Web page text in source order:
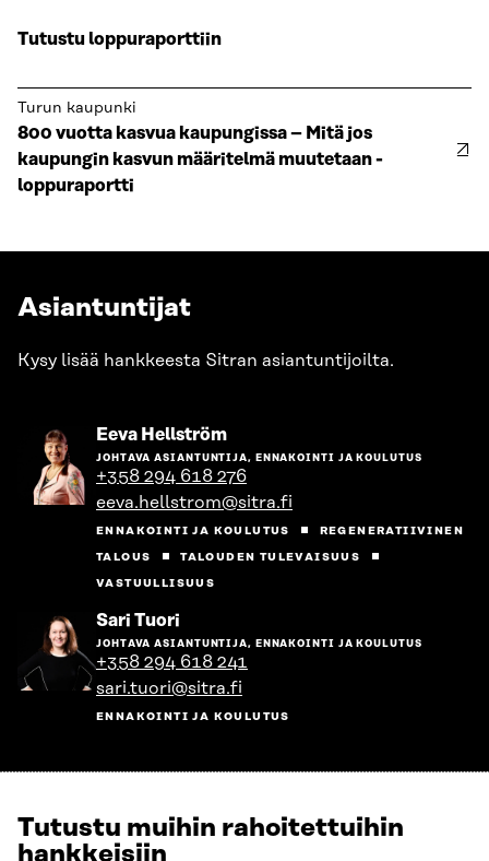
Tutustu loppuraporttiin
Turun kaupunki
800 vuotta kasvua kaupungissa – Mitä jos
kaupungin kasvun määritelmä muutetaan -
loppuraportti
Asiantuntijat
Kysy lisää hankkeesta Sitran asiantuntijoilta.
Eeva HellströmSiirry
henkilön
sivulle
JOHTAVA ASIANTUNTIJA, ENNAKOINTI JA KOULUTUS
+358 294 618 276
eeva.hellstrom@sitra.fi
ENNAKOINTI JA KOULUTUS
REGENERATIIVINEN
TALOUS
TALOUDEN TULEVAISUUS
VASTUULLISUUS
Sari Tuori
henkilön
sivulle
JOHTAVA ASIANTUNTIJA, ENNAKOINTI JA KOULUTUS
+358 294 618 241
sari.tuori@sitra.fi
ENNAKOINTI JA KOULUTUS
Tutustu muihin rahoitettuihin
hankkeisiin